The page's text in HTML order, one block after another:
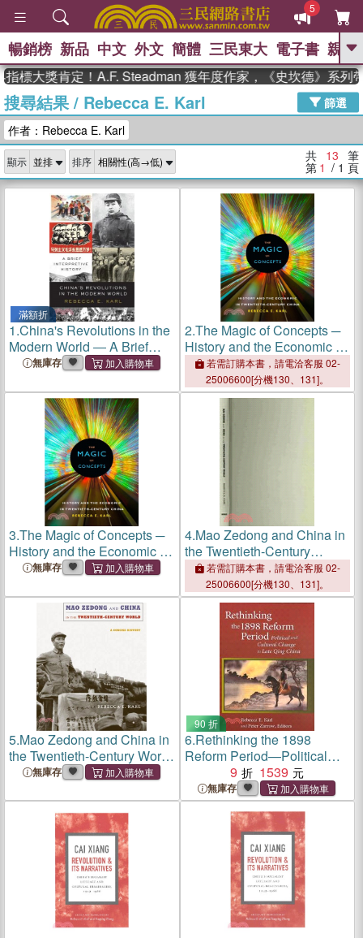
5
GO
熱搜： 東野圭吾 The Odyssey 、
父親節 、 如果歷史是一群喵 、 暑期
念華 、 台灣的李登輝時代 、 數學女
孩：黎曼猜想
偉大的迷走神經
暢銷榜 新品 中文 外文 簡體 三民東大 電子書 親子
大獎肯定！A.F. Steadman 獲年度作家，《史坎德》系列帶
搜尋結果/ Rebecca E. Karl
篩選
作者：Rebecca E. Karl
顯示 排序 共 13 筆
第 1 / 1 頁
滿額折
1.China's Revolutions in the
Modern World ― A Brief
Interpretive History
無庫存
2.The Magic of Concepts ─
History and the Economic in
Twentieth-Century China
若需訂購本書，請電洽客服 02-
25006600[分機130、131]。
3.The Magic of Concepts ─
History and the Economic in
Twentieth-Century China
無庫存
4.Mao Zedong and China in
the Twentieth-Century
World: A Concise History
若需訂購本書，請電洽客服 02-
25006600[分機130、131]。
5.Mao Zedong and China in
the Twentieth-Century World
─ A Concise History
無庫存
90 折
6.Rethinking the 1898
Reform Period—Political
and Cultural Change in Late
Qing China
9 1539
無庫存